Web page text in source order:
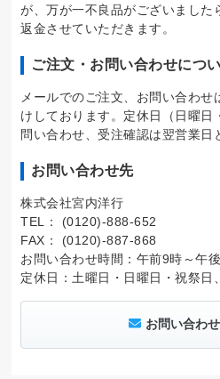
が、万が一不良品がございました
返金させていただきます。
ご注文・お問い合わせにつ
メールでのご注文、お問い合わ
けしております。定休日（日曜日
問い合わせ、受注確認は翌営業日
お問い合わせ先
株式会社宮内洋行
TEL： (0120)-888-652
FAX： (0120)-887-868
お問い合わせ時間：午前9時～午
定休日：土曜日・日曜日・祝祭日
お問い合わ